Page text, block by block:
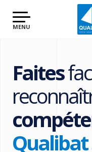
Faites
Qualibat